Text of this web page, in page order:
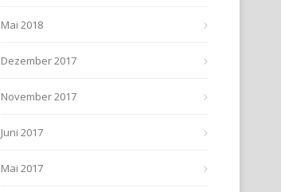
Mai 2018
Dezember 2017
November 2017
Juni 2017
Mai 2017